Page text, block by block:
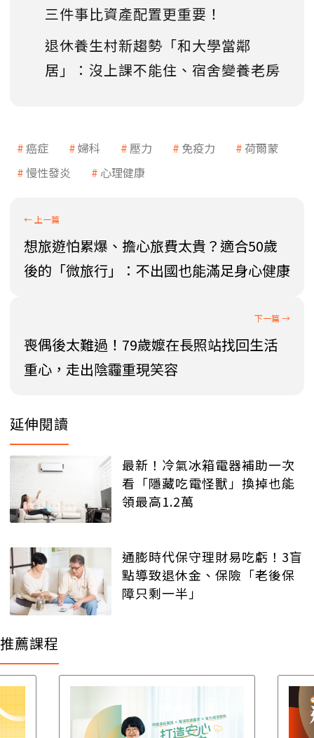
三件事比資產配置更重要！
退休養生村新趨勢「和大學當鄰
居」：沒上課不能住、宿舍變養老房
癌症 婦科 壓力 免疫力
荷爾蒙
慢性發炎
心理健康
想旅遊怕累爆、擔心旅費太貴？適合50歲
後的「微旅行」：不出國也能滿足身心健康
喪偶後太難過！79歲嬤在長照站找回生活
重心，走出陰霾重現笑容
延伸閱讀
最新！冷氣冰箱電器補助一次
看「隱藏吃電怪獸」換掉也能
領最高1.2萬
通膨時代保守理財易吃虧！3盲
點導致退休金、保險「老後保
障只剩一半」
推薦課程